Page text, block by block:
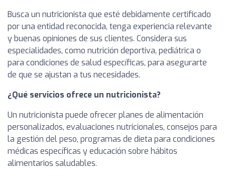
Busca un nutricionista que esté debidamente certificado
por una entidad reconocida, tenga experiencia relevante
y buenas opiniones de sus clientes. Considera sus
especialidades, como nutrición deportiva, pediátrica o
para condiciones de salud específicas, para asegurarte
de que se ajustan a tus necesidades.
¿Qué servicios ofrece un nutricionista?
Un nutricionista puede ofrecer planes de alimentación
personalizados, evaluaciones nutricionales, consejos para
la gestión del peso, programas de dieta para condiciones
médicas específicas y educación sobre hábitos
alimentarios saludables.